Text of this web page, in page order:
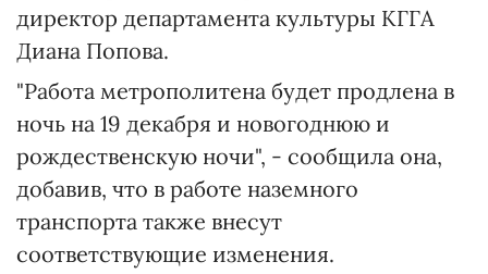
директор департамента культуры КГГА
Диана Попова.
"Работа метрополитена будет продлена в
ночь на 19 декабря и новогоднюю и
рождественскую ночи", - сообщила она,
добавив, что в работе наземного
транспорта также внесут
соответствующие изменения.